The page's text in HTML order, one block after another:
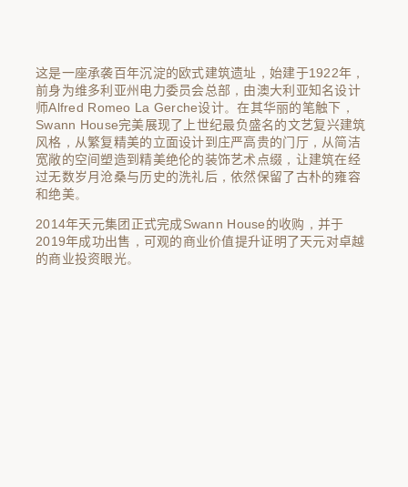
这是一座承袭百年沉淀的欧式建筑遗址，始建于1922年，
前身为维多利亚州电力委员会总部，由澳大利亚知名设计
师Alfred Romeo La Gerche设计。在其华丽的笔触下，
Swann House完美展现了上世纪最负盛名的文艺复兴建筑
风格，从繁复精美的立面设计到庄严高贵的门厅，从简洁
宽敞的空间塑造到精美绝伦的装饰艺术点缀，让建筑在经
过无数岁月沧桑与历史的洗礼后，依然保留了古朴的雍容
和绝美。
2014年天元集团正式完成Swann House的收购，并于
2019年成功出售，可观的商业价值提升证明了天元对卓越
的商业投资眼光。